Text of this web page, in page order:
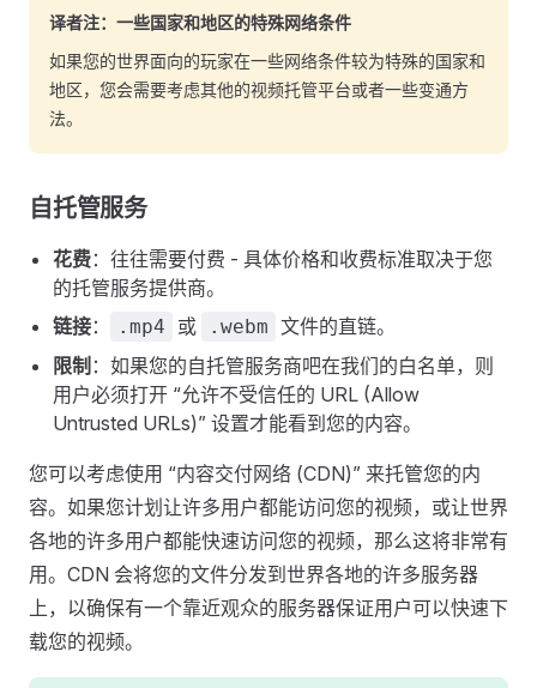
译者注：一些国家和地区的特殊网络条件
如果您的世界面向的玩家在一些网络条件较为特殊的国家和
地区，您会需要考虑其他的视频托管平台或者一些变通方
法。
自托管服务
花费：往往需要付费 - 具体价格和收费标准取决于您
的托管服务提供商。
链接： .mp4 或 .webm 文件的直链。
限制 ：如果您的自托管服务商吧在我们的白名单，则
用户必须打开 “允许不受信任的 URL (Allow
Untrusted URLs)” 设置才能看到您的内容。
您可以考虑使用 “内容交付网络 (CDN)” 来托管您的内
容。如果您计划让许多用户都能访问您的视频，或让世界
各地的许多用户都能快速访问您的视频，那么这将非常有
用。CDN 会将您的文件分发到世界各地的许多服务器
上，以确保有一个靠近观众的服务器保证用户可以快速下
载您的视频。